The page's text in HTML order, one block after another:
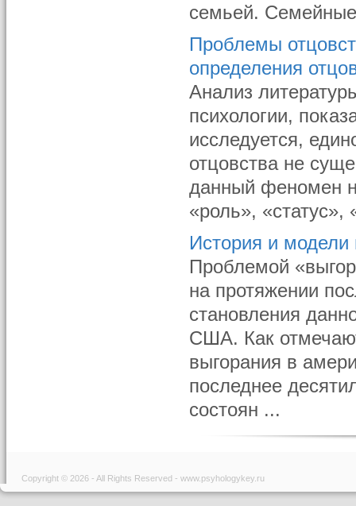
семьей.
Проблемы
определения
Анализ
психологии,
исследуется,
отцовства не
данный феномен
«роль», «статус»,
История и модели
Проблемой
на протяжении
становления
США. Как
выгорания в
последнее
состоян ...
Copyright © 2026 - All Rights Reserved - www.psyhologykey.ru